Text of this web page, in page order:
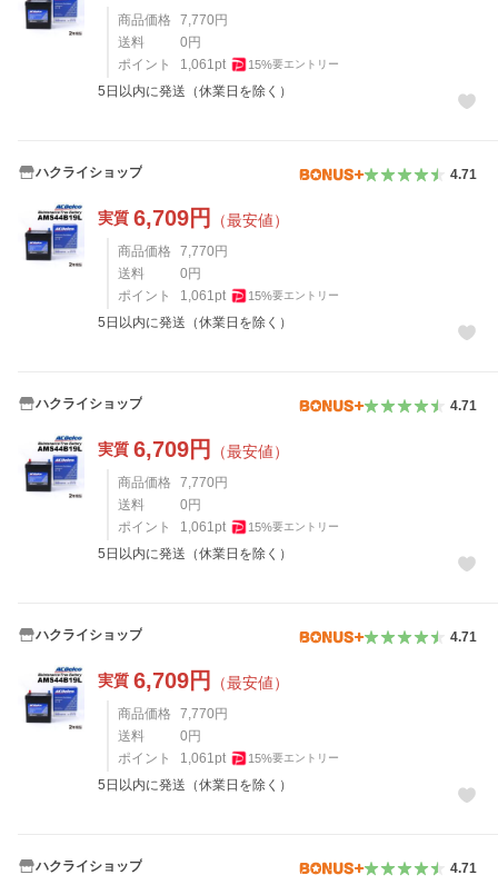
商品価格 7,770 円
送料
0 円
ポイント
1,061pt 15%要エントリー
5日以内に発送（休業日を除く）
ハクライショップ 4.71
実質 6,709円 （最安値）
商品価格 7,770 円
送料
0 円
ポイント
1,061pt 15%要エントリー
5日以内に発送（休業日を除く）
ハクライショップ 4.71
実質 6,709円 （最安値）
商品価格 7,770 円
送料
0 円
ポイント
1,061pt 15%要エントリー
5日以内に発送（休業日を除く）
ハクライショップ 4.71
実質 6,709円 （最安値）
商品価格 7,770 円
送料
0 円
ポイント
1,061pt 15%要エントリー
5日以内に発送（休業日を除く）
ハクライショップ 4.71